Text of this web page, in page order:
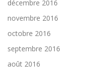
décembre 2016
novembre 2016
octobre 2016
septembre 2016
août 2016